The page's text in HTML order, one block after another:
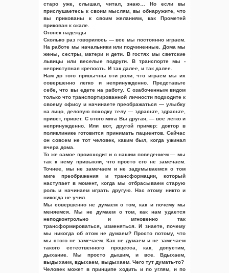
старо уже, слышал, читал, знаю… Но если вы
прислушаетесь к своим мыслям, вы обнаружите, что
вы прикованы к своим желаниям, как Прометей
прикован к скале.
Огонек надежды
Сколько раз говорилось — все мы постоянно играем.
На работе мы начальники или подчиненные. Дома мы
жены, сестры, матери и дети. В гостях мы светские
львицы или веселые подруги. В транспорте мы -
неприступная крепость. И так далее, и так далее.
Нам до того привычны эти роли, что играем мы их
совершенно легко и непринужденно. Представьте
себе, что вы едете на работу. С озабоченным видом
только что транспортированной личности подходите к
своему офису и начинаете преображаться — улыбку
на лицо, деловую походку телу — здрасьте, здрасьте,
привет, привет. С этого мига Вы другая, — все легко и
непринужденно. Или вот, другой пример: доктор в
поликлинике готовится принимать пациентов. Сейчас
он совсем не тот человек, каким был, когда ужинал
вчера дома.
То же самое происходит и с нашим поведением — мы
так к нему привыкли, что просто его не замечаем.
Точнее, мы не замечаем и не задумываемся о том
миге преображения и трансформации, который
наступает в момент, когда мы отбрасываем старую
роль и начинаем играть другую. Нас этому никто и
никогда не учил.
Мы совершенно не думаем о том, как и почему мы
меняемся. Мы не думаем о том, как нам удается
неподконтрольно и мгновенно так
трансформироваться, изменяться. И знаете, почему
мы никогда об этом не думаем? Просто потому, что
мы этого не замечаем. Как не думаем и не замечаем
такого естественного процесса, как, допустим,
дыхание. Мы просто дышим, и все. Вдыхаем,
выдыхаем, вдыхаем, выдыхаем. Чего тут думать-то?
Человек может в принципе ходить и по углям, и по